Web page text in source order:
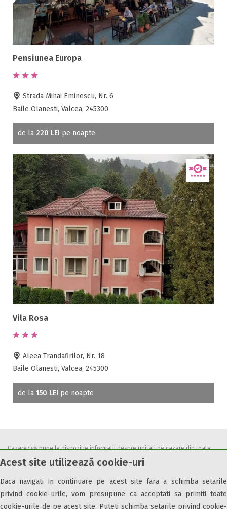
Acest site utilizează cookie-uri
Daca navigati in continuare pe acest site fara a schimba setarile
privind cookie-urile, vom presupune ca acceptati sa primiti toate
cookie-urile de pe acest site. Puteti schimba setarile privind cookie-
Pensiunea Europa
Strada Mihai Eminescu, Nr. 6
Baile Olanesti, Valcea, 245300
de la 220 LEI pe noapte
Vila Rosa
Aleea Trandafirilor, Nr. 18
Baile Olanesti, Valcea, 245300
de la 150 LEI pe noapte
Cazare7 vă pune la dispozitie informatii despre unitati de cazare din toate
zonele turistice, oferte speciale, rezervari online.
condițiilede utilizare.